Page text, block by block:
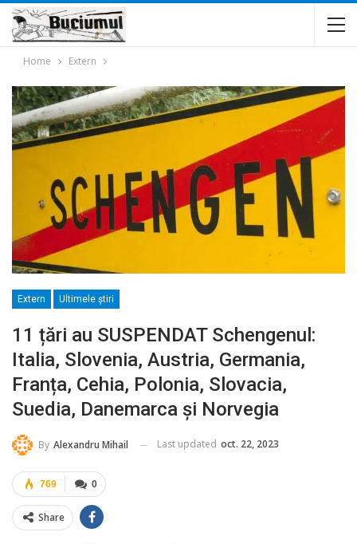
Home Extern
Extern Ultimele ştiri
11 țări au SUSPENDAT Schengenul:
Italia, Slovenia, Austria, Germania,
Franța, Cehia, Polonia, Slovacia,
Suedia, Danemarca și Norvegia
By Alexandru Mihail Last updated oct. 22, 2023
0
769
Share